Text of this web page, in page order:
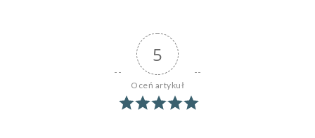
5
Oceń artykuł